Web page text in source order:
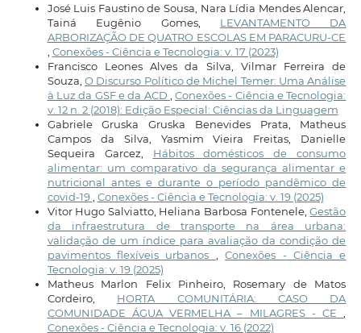
José Luis Faustino de Sousa, Nara Lídia Mendes Alencar,
Tainá Eugênio Gomes, LEVANTAMENTO DA
ARBORIZAÇÃO DE QUATRO ESCOLAS EM PARACURU-CE
Conexões - Ciência e Tecnologia: v. 17 (2023)
Francisco Leones Alves da Silva, Vilmar Ferreira de
Souza, O Discurso Político de Michel Temer: Uma Análise
à Luz da GSF e da ACD
,Conexões - Ciência e Tecnologia:
v. 12 n. 2 (2018): Edição Especial: Ciências da Linguagem
Gabriele Gruska Gruska Benevides Prata, Matheus
Campos da Silva, Yasmim Vieira Freitas, Danielle
Sequeira Garcez, Hábitos domésticos de consumo
alimentar: um comparativo da segurança alimentar e
nutricional antes e durante o período pandêmico de
covid-19 Conexões - Ciência e Tecnologia: v. 19 (2025)
Vitor Hugo Salviatto, Heliana Barbosa Fontenele,Gestão
da infraestrutura de transporte na área urbana:
validação de um índice para avaliação da condição de
pavimentos flexíveis urbanos
,Conexões - Ciência e
Tecnologia: v. 19 (2025)
Matheus Marlon Felix Pinheiro, Rosemary de Matos
Cordeiro, HORTA COMUNITÁRIA: CASO DA
COMUNIDADE ÁGUA VERMELHA – MILAGRES - CE
Conexões - Ciência e Tecnologia: v. 16 (2022)